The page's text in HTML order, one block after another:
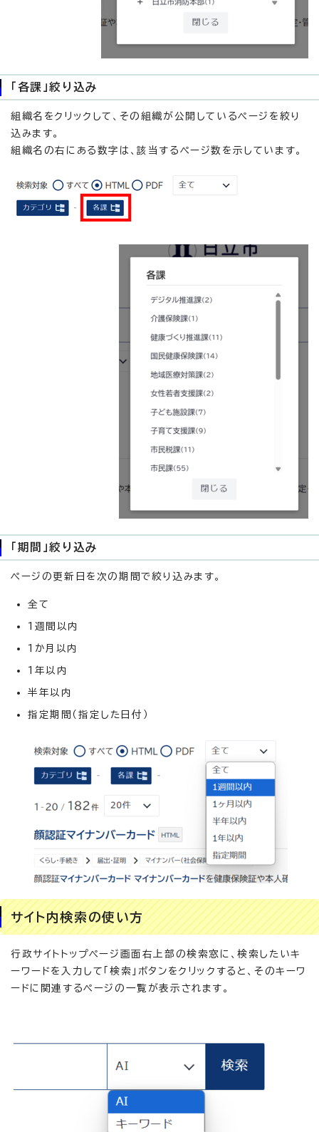
「各課」絞り込み
組織名をクリックして、その組織が公開しているページを絞り
込みます。
組織名の右にある数字は、該当するページ数を示しています。
「期間」絞り込み
ページの更新日を次の期間で絞り込みます。
全て
1週間以内
1か月以内
1年以内
半年以内
指定期間（指定した日付）
サイト内検索の使い方
行政サイトトップページ画面右上部の検索窓に、検索したいキ
ーワードを入力して「検索」ボタンをクリックすると、そのキーワ
ードに関連するページの一覧が表示されます。